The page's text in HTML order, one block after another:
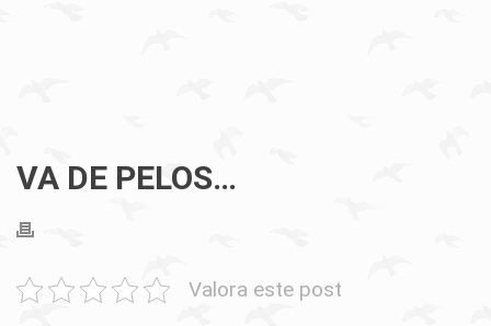
VA DE PELOS…
Valora este post